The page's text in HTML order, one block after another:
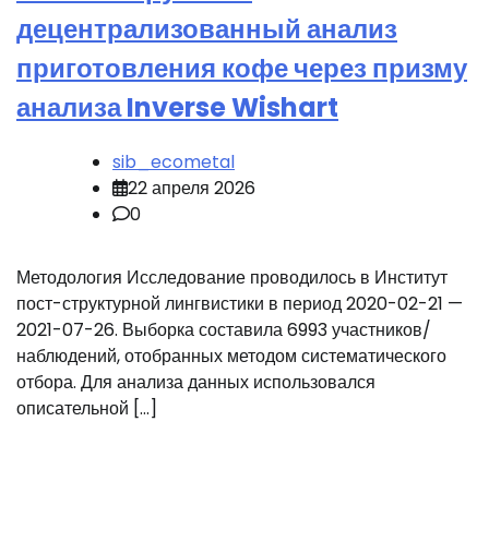
децентрализованный анализ
приготовления кофе через призму
анализа Inverse Wishart
sib_ecometal
22 апреля 2026
0
Методология Исследование проводилось в Институт
пост-структурной лингвистики в период 2020-02-21 —
2021-07-26. Выборка составила 6993 участников/
наблюдений, отобранных методом систематического
отбора. Для анализа данных использовался
описательной […]